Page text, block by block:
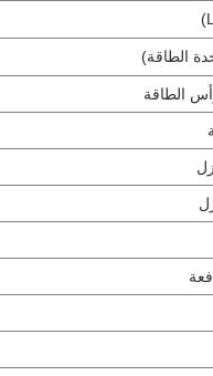
الطاقة)
الطاقة